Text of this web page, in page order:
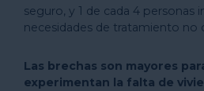
seguro, y 1 de cada 4 personas
necesidades de tratamiento no
Las brechas son mayores
experimentan la falta de